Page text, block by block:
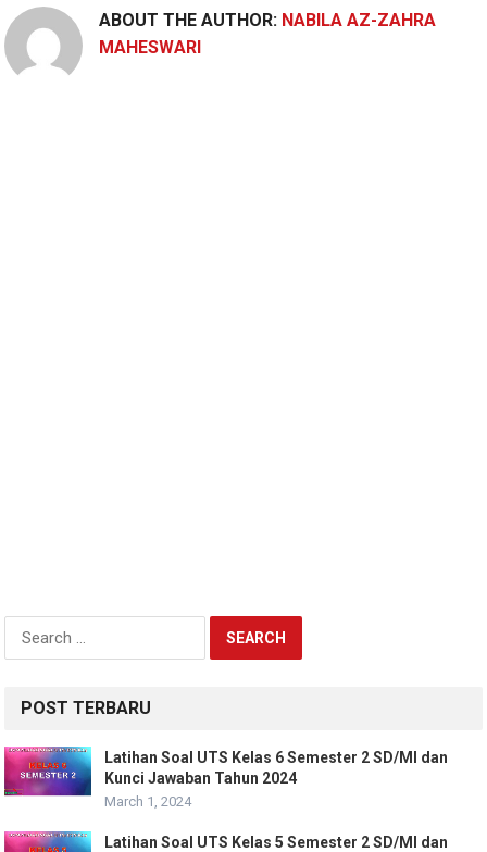
ABOUT THE AUTHOR: NABILA AZ-ZAHRA
MAHESWARI
Search
for:
POST TERBARU
Latihan Soal UTS Kelas 6 Semester 2 SD/MI dan
Kunci Jawaban Tahun 2024
March 1, 2024
Latihan Soal UTS Kelas 5 Semester 2 SD/MI dan